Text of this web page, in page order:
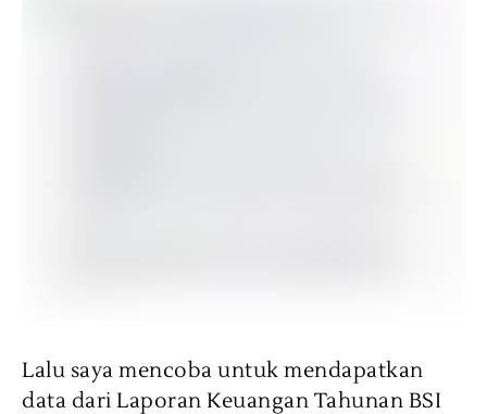
Lalu saya mencoba untuk mendapatkan
data dari Laporan Keuangan Tahunan BSI